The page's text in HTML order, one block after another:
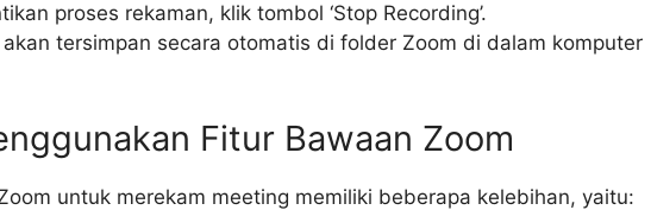
proses rekaman, klik tombol ‘Stop Recording’.
akan tersimpan secara otomatis di folder Zoom di dalam komputer
Fitur Bawaan Zoom
untuk merekam meeting memiliki beberapa kelebihan, yaitu: